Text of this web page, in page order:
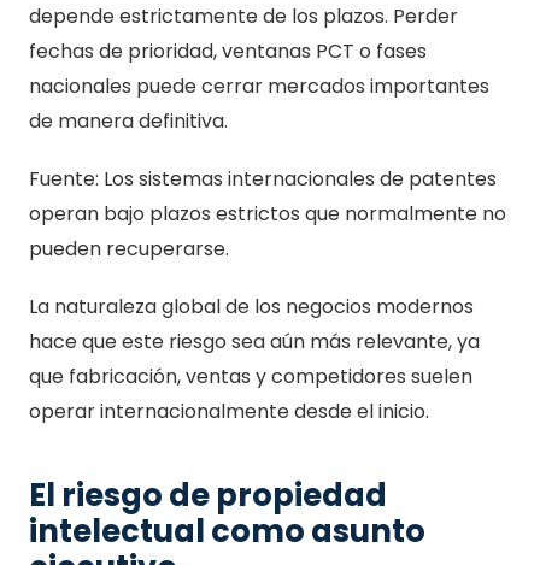
depende estrictamente de los plazos. Perder
fechas de prioridad, ventanas PCT o fases
nacionales puede cerrar mercados importantes
de manera definitiva.
Fuente: Los sistemas internacionales de patentes
operan bajo plazos estrictos que normalmente no
pueden recuperarse.
La naturaleza global de los negocios modernos
hace que este riesgo sea aún más relevante, ya
que fabricación, ventas y competidores suelen
operar internacionalmente desde el inicio.
El riesgo de propiedad
intelectual como asunto